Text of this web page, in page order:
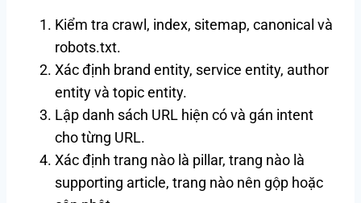
Kiểm tra crawl, index, sitemap, canonical và
robots.txt.
Xác định brand entity, service entity, author
entity và topic entity.
Lập danh sách URL hiện có và gán intent
cho từng URL.
Xác định trang nào là pillar, trang nào là
supporting article, trang nào nên gộp hoặc